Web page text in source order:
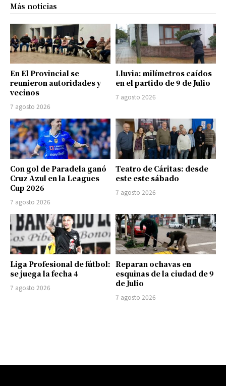
Más noticias
En El Provincial se
reunieron autoridades y
vecinos
7 agosto 2026
Lluvia: milímetros caídos
en el partido de 9 de Julio
7 agosto 2026
Con gol de Paradela ganó
Cruz Azul en la Leagues
Cup 2026
7 agosto 2026
Teatro de Cáritas: desde
este este sábado
7 agosto 2026
Liga Profesional de fútbol:
se juega la fecha 4
7 agosto 2026
Reparan ochavas en
esquinas de la ciudad de 9
de Julio
7 agosto 2026